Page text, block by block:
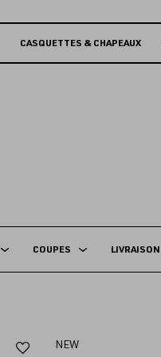
CASQUETTES & CHAPEAUX
COUPES LIVRAISON
Ajouter
NEW